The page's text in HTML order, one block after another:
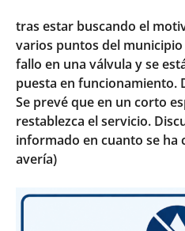
tras estar buscando el
varios puntos del
fallo en una válvula y se
puesta en funcionamiento.
Se prevé que en un corto
restablezca el servicio.
informado en cuanto se ha
avería)